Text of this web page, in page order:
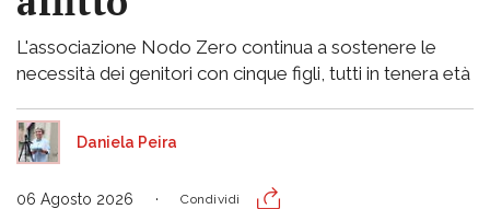
L'associazione Nodo Zero continua a sostenere le
necessità dei genitori con cinque figli, tutti in tenera età
Daniela Peira
06 Agosto 2026 Condividi